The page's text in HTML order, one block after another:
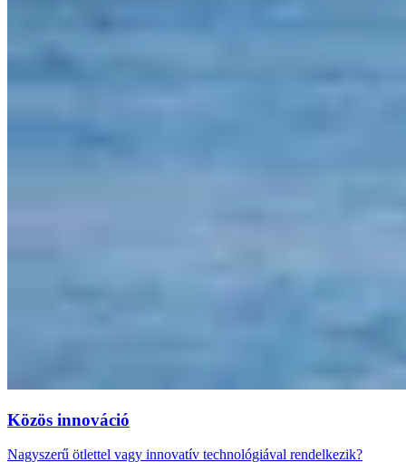
Közös innováció
Nagyszerű ötlettel vagy innovatív technológiával rendelkezik?